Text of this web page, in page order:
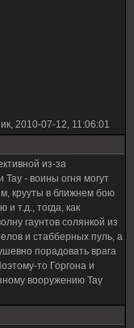
2010-07-12, 11:06:01
из-за
- воины огня могут
крууты в ближнем бою
и т.д., тогда, как
гаунтов солянкой из
и стабберных пуль, а
порадовать врага
то Горгона и
вооружению Тау